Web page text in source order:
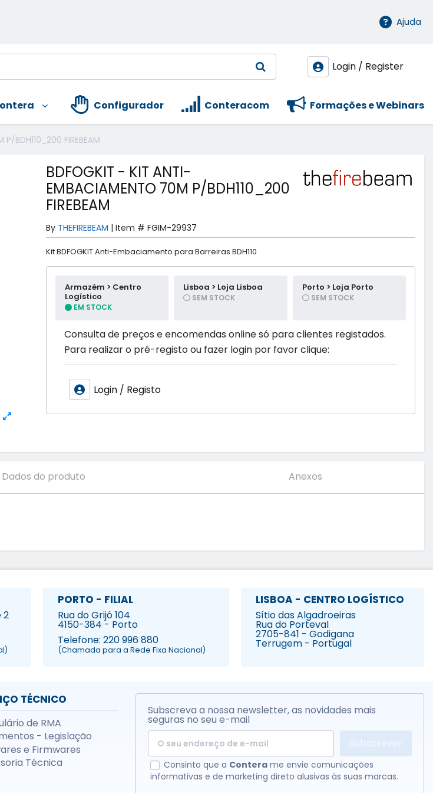
Ajuda
Login / Register
Formações e Webinars
Conteracom
Configurador
BDH110_200 FIREBEAM
BDFOGKIT - KIT ANTI-
EMBACIAMENTO 70M P/BDH110_200
FIREBEAM
By THEFIREBEAM | Item # FGIM-29937
Kit BDFOGKIT Anti-Embaciamento para Barreiras BDH110
Armazém > Centro
Logístico
EM STOCK
Lisboa > Loja Lisboa
SEM STOCK
Porto > Loja Porto
SEM STOCK
Consulta de preços e encomendas online só para clientes registados.
Para realizar o pré-registo ou fazer login por favor clique:
Login / Registo
Dados do produto Anexos
2
PORTO - FILIAL
Rua do Grijó 104
4150-384 - Porto
Telefone: 220 996 880
(Chamada para a Rede Fixa Nacional)
LISBOA - CENTRO LOGÍSTICO
Sítio das Algadroeiras
Rua do Porteval
2705-841 - Godigana
Terrugem - Portugal
TÉCNICO
de RMA
- Legislação
e Firmwares
Técnica
Subscreva a nossa newsletter, as novidades mais
seguras no seu e-mail
Subscrever
Consinto que a Contera me envie comunicações
informativas e de marketing direto alusivas às suas marcas.